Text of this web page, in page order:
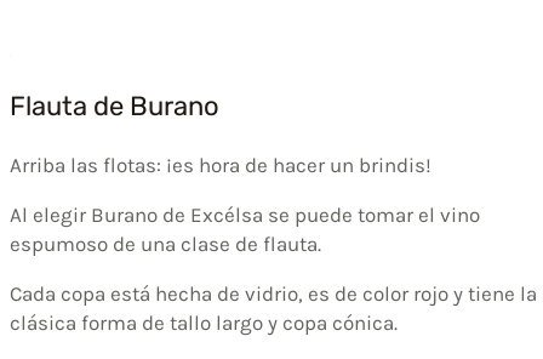
Flauta de Burano
Arriba las flotas: ¡es hora de hacer un brindis!
Al elegir Burano de Excélsa se puede tomar el vino
espumoso de una clase de flauta.
Cada copa está hecha de vidrio, es de color rojo y tiene la
clásica forma de tallo largo y copa cónica.